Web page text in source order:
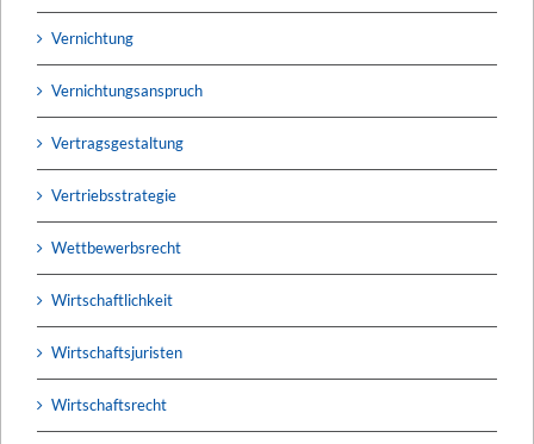
Vernichtung
Vernichtungsanspruch
Vertragsgestaltung
Vertriebsstrategie
Wettbewerbsrecht
Wirtschaftlichkeit
Wirtschaftsjuristen
Wirtschaftsrecht